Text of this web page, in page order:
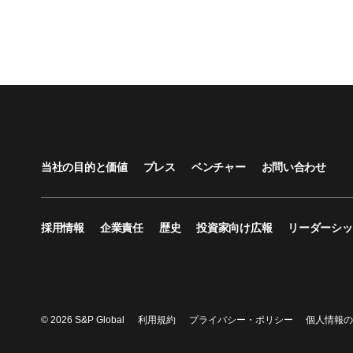
当社の目的と価値 プレス ベンチャー お問い合わせ
採用情報 企業責任 歴史 投資家向け広報 リーダーシ
© 2026 S&P Global 利用規約 プライバシー・ポリシー 個人情報